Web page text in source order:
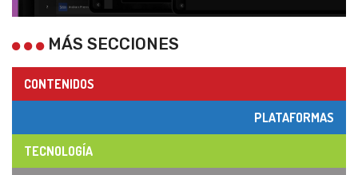
MÁS SECCIONES
CONTENIDOS
PLATAFORMAS
TECNOLOGÍA